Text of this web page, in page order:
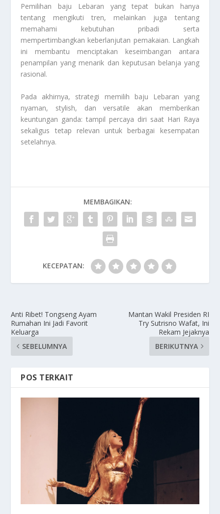
Pemilihan baju Lebaran yang tepat bukan hanya
tentang mengikuti tren, melainkan juga tentang
memahami kebutuhan pribadi serta
mempertimbangkan keberlanjutan pemakaian. Langkah
ini membantu menciptakan keseimbangan antara
penampilan yang menarik dan keputusan belanja yang
rasional.
Pada akhirnya, strategi memilih baju Lebaran yang
nyaman, stylish, dan versatile akan memberikan
keuntungan ganda: tampil percaya diri saat Hari Raya
sekaligus tetap relevan untuk berbagai kesempatan
setelahnya.
MEMBAGIKAN:
KECEPATAN:
Anti Ribet! Tongseng Ayam
Rumahan Ini Jadi Favorit
Keluarga
SEBELUMNYA
Mantan Wakil Presiden RI
Try Sutrisno Wafat, Ini
Rekam Jejaknya
BERIKUTNYA
POS TERKAIT